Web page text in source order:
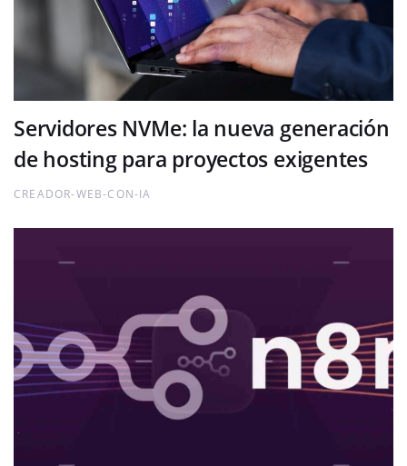
Servidores NVMe: la nueva generación
de hosting para proyectos exigentes
CREADOR-WEB-CON-IA